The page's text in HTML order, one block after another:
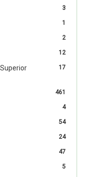
3
1
2
12
17
461
4
54
24
47
5